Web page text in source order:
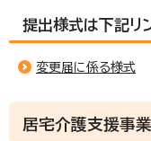
提出様式は下記リ
変更届に係る様式
居宅介護支援事